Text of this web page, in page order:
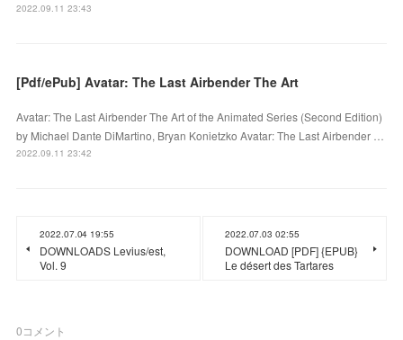
2022.09.11 23:43
[Pdf/ePub] Avatar: The Last Airbender The Art
Avatar: The Last Airbender The Art of the Animated Series (Second Edition)
by Michael Dante DiMartino, Bryan Konietzko Avatar: The Last Airbender …
2022.09.11 23:42
2022.07.04 19:55
DOWNLOADS Levius/est,
Vol. 9
2022.07.03 02:55
DOWNLOAD [PDF] {EPUB}
Le désert des Tartares
0コメント